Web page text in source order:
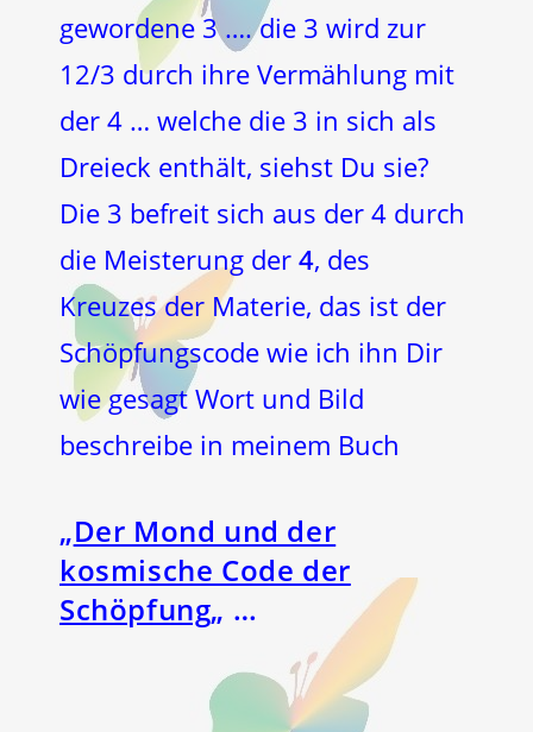
gewordene 3 …. die 3 wird zur
12/3 durch ihre Vermählung mit
der 4 … welche die 3 in sich als
Dreieck enthält, siehst Du sie?
Die 3 befreit sich aus der 4 durch
die Meisterung der 4, des
Kreuzes der Materie, das ist der
Schöpfungscode wie ich ihn Dir
wie gesagt Wort und Bild
beschreibe in meinem Buch
„Der Mond und der
kosmische Code der
Schöpfung„ …